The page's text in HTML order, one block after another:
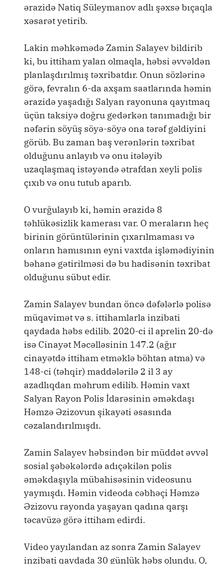
ərazidə Natiq Süleymanov adlı şəxsə bıçaqla
xəsarət yetirib.
Lakin məhkəmədə Zamin Salayev bildirib
ki, bu ittiham yalan olmaqla, həbsi əvvəldən
planlaşdırılmış təxribatdır. Onun sözlərinə
görə, fevralın 6-da axşam saatlarında həmin
ərazidə yaşadığı Salyan rayonuna qayıtmaq
üçün taksiyə doğru gedərkən tanımadığı bir
nəfərin söyüş söyə-söyə ona tərəf gəldiyini
görüb. Bu zaman baş verənlərin təxribat
olduğunu anlayıb və onu itələyib
uzaqlaşmaq istəyəndə ətrafdan xeyli polis
çıxıb və onu tutub aparıb.
O vurğulayıb ki, həmin ərazidə 8
təhlükəsizlik kamerası var. O meraların heç
birinin görüntülərinin çıxarılmaması və
onların hamısının eyni vaxtda işləmədiyinin
bəhanə gətirilməsi də bu hadisənin təxribat
olduğunu sübut edir.
Zamin Salayev bundan öncə dəfələrlə polisə
müqavimət və s. ittihamlarla inzibati
qaydada həbs edilib. 2020-ci il aprelin 20-də
isə Cinayət Məcəlləsinin 147.2 (ağır
cinayətdə ittiham etməklə böhtan atma) və
148-ci (təhqir) maddələrilə 2 il 3 ay
azadlıqdan məhrum edilib. Həmin vaxt
Salyan Rayon Polis İdarəsinin əməkdaşı
Həmzə Əzizovun şikayəti əsasında
cəzalandırılmışdı.
Zamin Salayev həbsindən bir müddət əvvəl
sosial şəbəkələrdə adıçəkilən polis
əməkdaşıyla mübahisəsinin videosunu
yaymışdı. Həmin videoda cəbhəçi Həmzə
Əzizovu rayonda yaşayan qadına qarşı
təcavüzə görə ittiham edirdi.
Video yayılandan az sonra Zamin Salayev
inzibati qaydada 30 günlük həbs olundu. O,